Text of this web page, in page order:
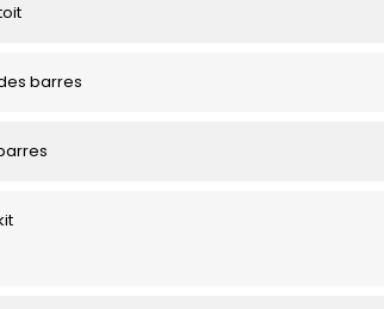
barres